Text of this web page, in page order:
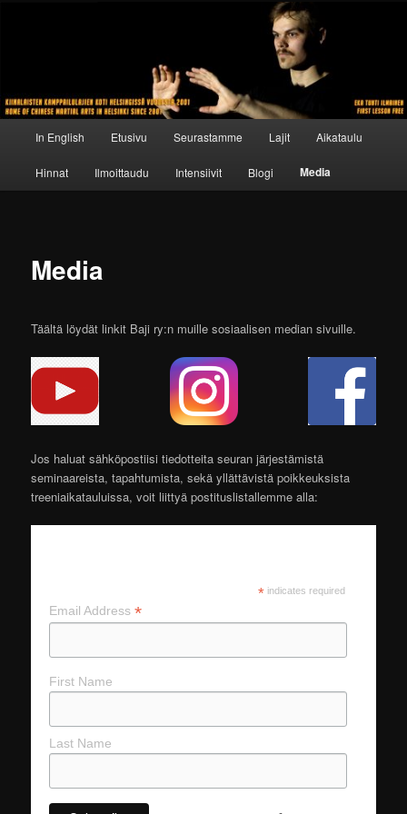
In English Etusivu Seurastamme Lajit Aikataulu
Hinnat Ilmoittaudu Intensiivit Blogi Media
Media
Täältä löydät linkit Baji ry:n muille sosiaalisen median sivuille.
Jos haluat sähköpostiisi tiedotteita seuran järjestämistä
seminaareista, tapahtumista, sekä yllättävistä poikkeuksista
treeniaikatauluissa, voit liittyä postituslistallemme alla:
* indicates required
Email Address*
First Name
Last Name